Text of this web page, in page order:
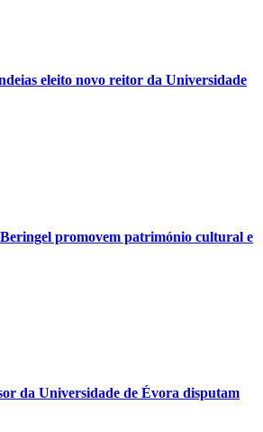
eleito novo reitor da Universidade
promovem património cultural e
da Universidade de Évora disputam